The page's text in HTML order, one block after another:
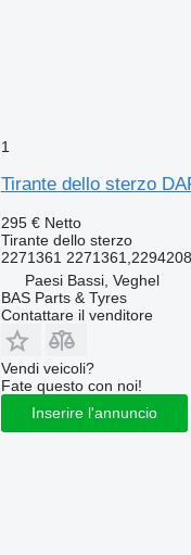
1
Tirante dello sterzo
295 € Netto
Tirante dello sterzo
2271361
Paesi Bassi, Veghel
BAS Parts & Tyres
Contattare il venditore
Vendi veicoli?
Fate questo con noi!
Inserire l'annuncio